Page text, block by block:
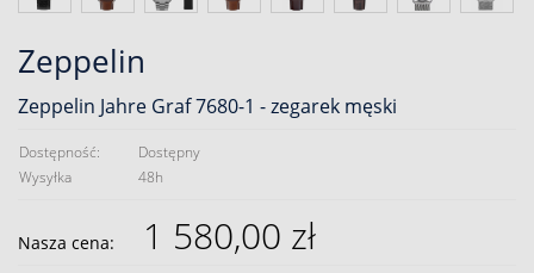
Zeppelin
Zeppelin Jahre Graf 7680-1 - zegarek męski
Dostępność:
Dostępny
Wysyłka
48h
Nasza cena: 1 580,00 zł